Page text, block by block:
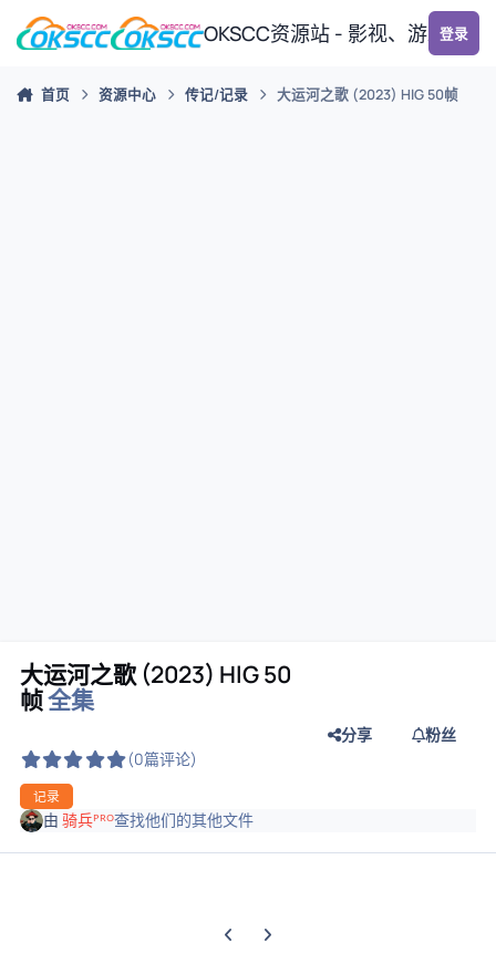
跳转到帖子
OKSCC资源站 - 影视、游戏、
登录
首页 资源中心 传记/记录 大运河之歌 (2023) HlG 50帧
大运河之歌 (2023) HlG 50
帧全集
(0篇评论)
记录
分享 粉丝
由骑兵ᴾᴿᴼ查找他们的其他文件
上一张轮播幻灯片
下一张轮播幻灯片